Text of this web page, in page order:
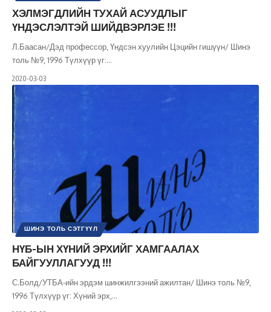
ХЭЛМЭГДЛИЙН ТУХАЙ АСУУДЛЫГ
ҮНДЭСЛЭЛТЭЙ ШИЙДВЭРЛЭЕ !!!
Л.Баасан/Дэд профессор, Үндсэн хуулийн Цэцийн гишүүн/ Шинэ
толь №9, 1996 Түлхүүр үг:…
2020-03-03
ШИНЭ ТОЛЬ СЭТГҮҮЛ
НҮБ-ЫН ХҮНИЙ ЭРХИЙГ ХАМГААЛАХ
БАЙГУУЛЛАГУУД !!!
С.Болд/УТБА-ийн эрдэм шинжилгээний ажилтан/ Шинэ толь №9,
1996 Түлхүүр үг: Хүний эрх, …